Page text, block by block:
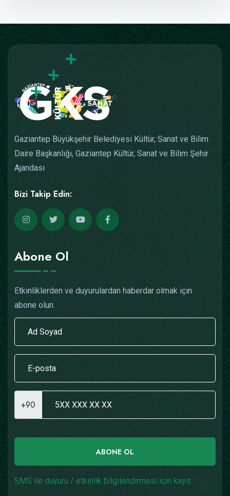
Gaziantep Büyükşehir Belediyesi Kültür, Sanat ve Bilim
Daire Başkanlığı, Gaziantep Kültür, Sanat ve Bilim Şehir
Ajandası
Bizi Takip Edin:
Abone Ol
Etkinliklerden ve duyurulardan haberdar olmak için
abone olun.
+90
ABONE OL
SMS ile duyuru / etkinlik bilgilendirmesi için kayıt